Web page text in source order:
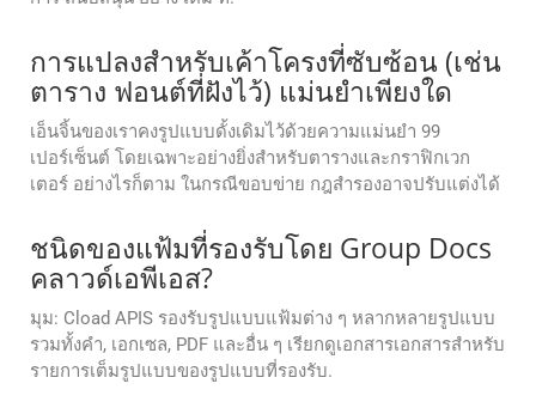
การแปลงสำหรับเค้าโครงที่ซับซ้อน (เช่น
ตาราง ฟอนต์ที่ฝังไว้) แม่นยำเพียงใด
เอ็นจิ้นของเราคงรูปแบบดั้งเดิมไว้ด้วยความแม่นยำ 99
เปอร์เซ็นต์ โดยเฉพาะอย่างยิ่งสำหรับตารางและกราฟิกเวก
เตอร์ อย่างไรก็ตาม ในกรณีขอบข่าย กฎสำรองอาจปรับแต่งได้
ชนิดของแฟ้มที่รองรับโดย Group Docs
คลาวด์เอพีเอส?
มุม: Cload APIS รองรับรูปแบบแฟ้มต่าง ๆ หลากหลายรูปแบบ
รวมทั้งคํา, เอกเซล, PDF และอื่น ๆ เรียกดูเอกสารเอกสารสําหรับ
รายการเต็มรูปแบบของรูปแบบที่รองรับ.